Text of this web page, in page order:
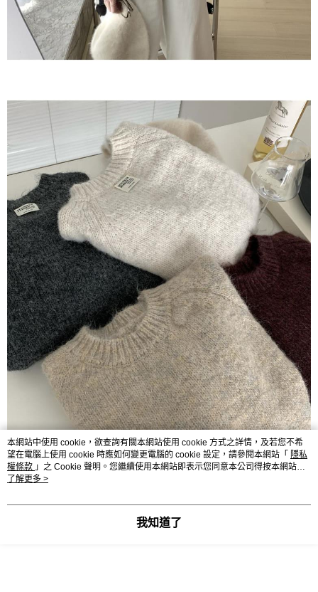
本網站中使用 cookie，欲查詢有關本網站使用 cookie 方式之詳情，及若您不希
望在電腦上使用 cookie 時應如何變更電腦的 cookie 設定，請參閱本網站「 隱私
權條款 」之 Cookie 聲明。您繼續使用本網站即表示您同意本公司得按本網站使
用條款之 Cookie 聲明使用 cookie。
了解更多 >
我知道了